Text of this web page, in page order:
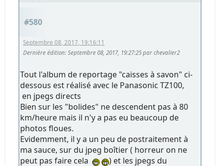
#580
Septembre 08, 2017, 19:16:11
Dernière édition: Septembre 08, 2017, 19:27:25 par chevalier2
Tout l'album de reportage "caisses à savon" ci-
dessous est réalisé avec le Panasonic TZ100,
en jpegs directs
Bien sur les "bolides" ne descendent pas à 80
km/heure mais il n'y a pas eu beaucoup de
photos floues.
Evidemment, il y a un peu de postraitement à
ma sauce, sur du jpeg boîtier ( horreur on ne
peut pas faire cela
) et les jpegs du